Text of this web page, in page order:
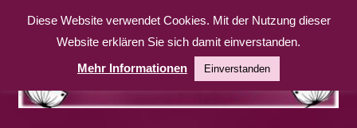
Inhalt
Diese Website verwendet Cookies. Mit der Nutzung dieser
Website erklären Sie sich damit einverstanden.
Mehr Informationen
Einverstanden